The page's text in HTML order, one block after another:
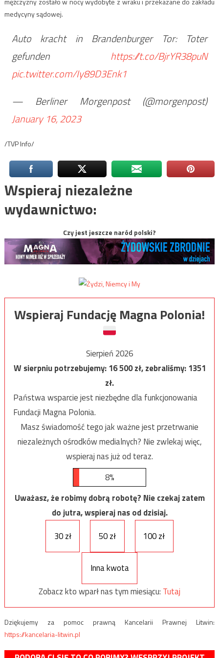
medycyny sądowej.
Auto kracht in Brandenburger Tor: Toter
gefunden https://t.co/BjrYR38puN
pic.twitter.com/Iy89D3Enk1
— Berliner Morgenpost (@morgenpost)
January 16, 2023
/TVP Info/
Wspieraj niezależne
wydawnictwo:
Czy jest jeszcze naród polski?
Wspieraj Fundację Magna Polonia!
Sierpień 2026
W sierpniu potrzebujemy:16 500zł, zebraliśmy:1351
zł.
Państwa wsparcie jest niezbędne dla funkcjonowania
Fundacji Magna Polonia.
Masz świadomość tego jak ważne jest przetrwanie
niezależnych ośrodków medialnych? Nie zwlekaj więc,
wspieraj nas już od teraz.
8%
Uważasz, że robimy dobrą robotę? Nie czekaj zatem
do jutra, wspieraj nas od dzisiaj.
30 zł
50 zł 100 zł
Inna kwota
Zobacz kto wparł nas tym miesiącu: Tutaj
Dziękujemy za pomoc prawną Kancelarii Prawnej Litwin:
https://kancelaria-litwin.pl